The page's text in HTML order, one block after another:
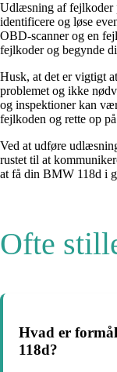
Udlæsning af fejlkoder
identificere og løse
OBD-scanner og en
fejlkoder og begynde
Husk, at det er vigtigt
problemet og ikke
og inspektioner kan
fejlkoden og rette op
Ved at udføre
rustet til at
at få din BMW 118d i
Ofte
Hvad er
118d?